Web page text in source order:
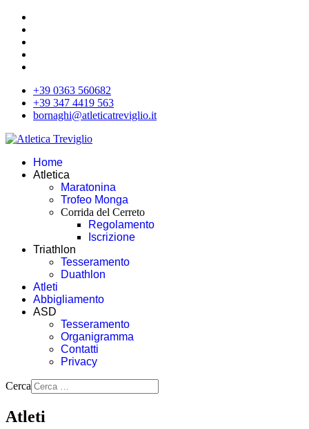
+39 0363 560682
+39 347 4419 563
bornaghi@atleticatreviglio.it
Home
Atletica
Maratonina
Trofeo Monga
Corrida del Cerreto
Regolamento
Iscrizione
Triathlon
Tesseramento
Duathlon
Atleti
Abbigliamento
ASD
Tesseramento
Organigramma
Contatti
Privacy
Cerca
Atleti